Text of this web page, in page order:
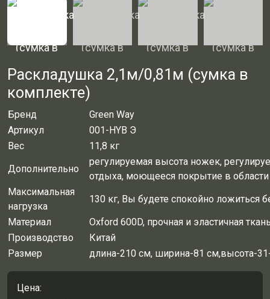
Раскладушка 2,1м/0,81м (сумка в
комплекте)
Бренд
Green Way
Артикул
001-HYB Э
Вес
11,8 кг
Дополнительно
регулируемая высота ножек,
отдыха, моющееся покрытие в области
Максимальная
нагрузка
130 кг, Вы будете спокойно ложиться
Материал
Oxford 600D, прочная и эластичная
Производство
Китай
Размер
длина-210 см, ширина-81 см,высота-
Цена: